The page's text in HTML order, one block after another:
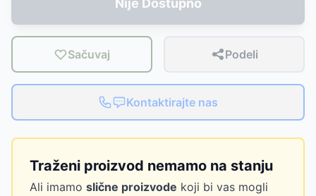
Nije Dostupno
Sačuvaj Podeli
Kontaktirajte nas
Traženi proizvod nemamo na stanju
Ali imamo slične proizvode koji bi vas mogli